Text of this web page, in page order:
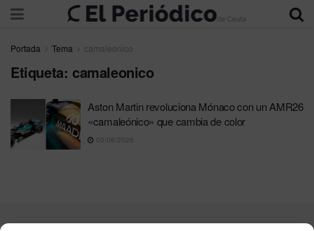
Portada Tema camaleonico
Etiqueta: camaleonico
Aston Martin revoluciona Mónaco con un AMR26
«camaleónico» que cambia de color
03/06/2026